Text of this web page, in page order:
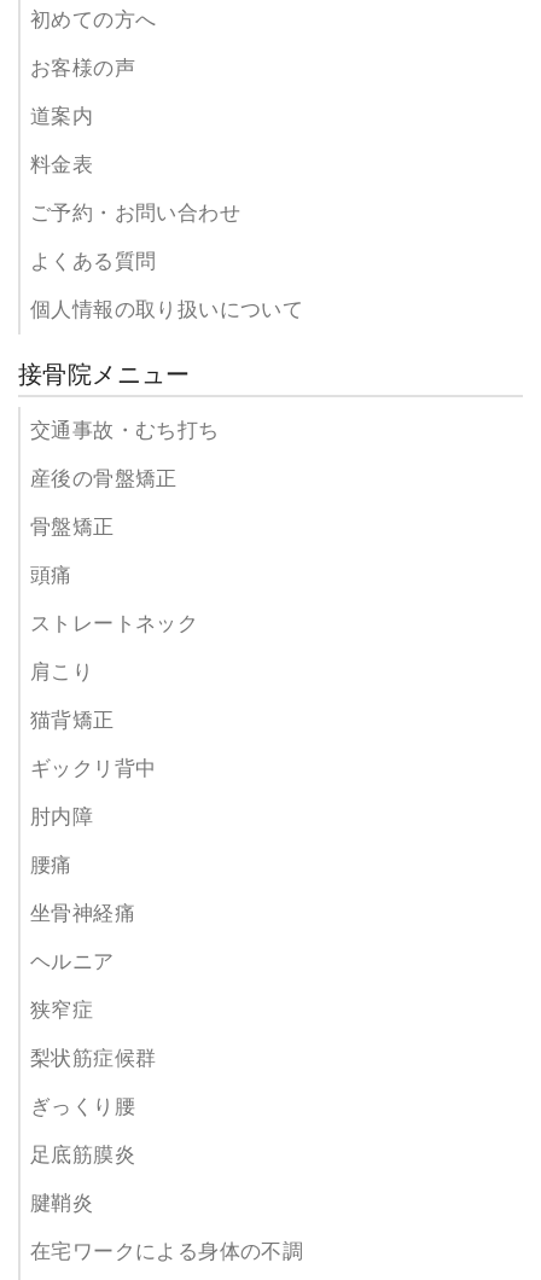
初めての方へ
お客様の声
道案内
料金表
ご予約・お問い合わせ
よくある質問
個人情報の取り扱いについて
接骨院メニュー
交通事故・むち打ち
産後の骨盤矯正
骨盤矯正
頭痛
ストレートネック
肩こり
猫背矯正
ギックリ背中
肘内障
腰痛
坐骨神経痛
ヘルニア
狭窄症
梨状筋症候群
ぎっくり腰
足底筋膜炎
腱鞘炎
在宅ワークによる身体の不調